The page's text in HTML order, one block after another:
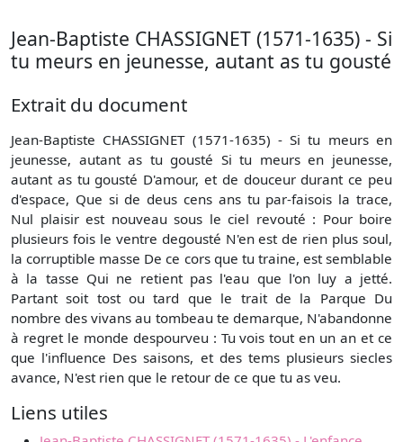
Jean-Baptiste CHASSIGNET (1571-1635) - Si
tu meurs en jeunesse, autant as tu gousté
Extrait du document
Jean-Baptiste CHASSIGNET (1571-1635) - Si tu meurs en
jeunesse, autant as tu gousté Si tu meurs en jeunesse,
autant as tu gousté D'amour, et de douceur durant ce peu
d'espace, Que si de deus cens ans tu par-faisois la trace,
Nul plaisir est nouveau sous le ciel revouté : Pour boire
plusieurs fois le ventre degousté N'en est de rien plus soul,
la corruptible masse De ce cors que tu traine, est semblable
à la tasse Qui ne retient pas l'eau que l'on luy a jetté.
Partant soit tost ou tard que le trait de la Parque Du
nombre des vivans au tombeau te demarque, N'abandonne
à regret le monde despourveu : Tu vois tout en un an et ce
que l'influence Des saisons, et des tems plusieurs siecles
avance, N'est rien que le retour de ce que tu as veu.
Liens utiles